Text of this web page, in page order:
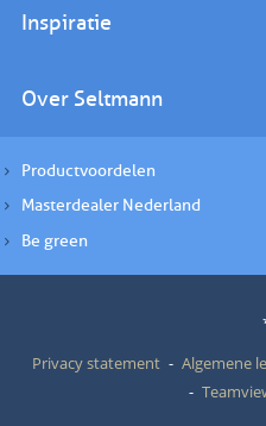
Inspiratie
Over Seltmann
Productvoordelen
Masterdealer Nederland
Be green
Privacy statement
Algemene